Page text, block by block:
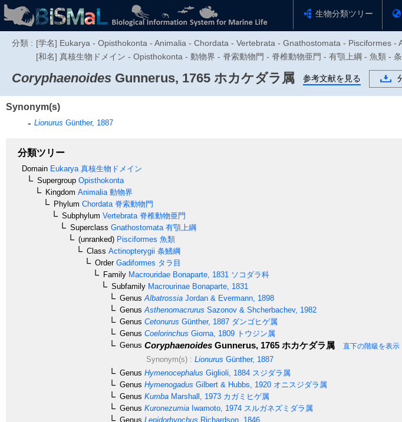
生物分類ツリー
分類 : [学名] Eukarya - Opisthokonta - Animalia - Chordata - Vertebrata - Gnathostomata - Pisciformes
[和名] 真核生物ドメイン - Opisthokonta - 動物界 - 脊索動物門 - 脊椎動物亜門 - 有顎上綱 - 魚類 -
Coryphaenoides Gunnerus, 1765 ホカケダラ属 参考文献を見る
Synonym(s)
Lionurus Günther, 1887
分類ツリー
Domain Eukarya 真核生物ドメイン
Supergroup Opisthokonta
Kingdom Animalia 動物界
Phylum Chordata 脊索動物門
Subphylum Vertebrata 脊椎動物亜門
Superclass Gnathostomata 有顎上綱
(unranked) Pisciformes 魚類
Class Actinopterygii 条鰭綱
OrderGadiformes タラ目
Family Macrouridae Bonaparte, 1831 ソコダラ科
Subfamily Macrourinae Bonaparte, 1831
Genus Albatrossia Jordan & Evermann, 1898
Genus Asthenomacrurus Sazonov & Shcherbachev, 1982
Genus Cetonurus Günther, 1887 ダンゴヒゲ属
Genus Coelorinchus Giorna, 1809 トウジン属
Genus Coryphaenoides Gunnerus, 1765 ホカケダラ属 直下の階級を表示
Synonym(s) : Lionurus Günther, 1887
Genus Hymenocephalus Giglioli, 1884 スジダラ属
Genus Hymenogadus Gilbert & Hubbs, 1920 オニスジダラ属
Genus Kumba Marshall, 1973 カガミヒゲ属
Genus Kuronezumia Iwamoto, 1974 スルガネズミダラ属
Genus Lepidorhynchus Richardson, 1846